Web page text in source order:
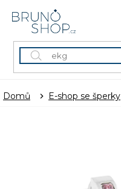
Domů E-shop se šperky